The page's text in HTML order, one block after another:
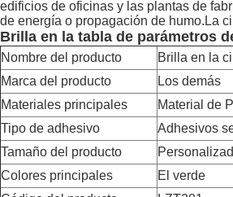
edificios de oficinas y las plantas de
de energía o propagación de humo.La
Brilla en la tabla de parámetros
Nombre del producto
Brilla en la
Marca del producto
Los demás
Materiales principales
Material de
Tipo de adhesivo
Adhesivos
Tamaño del producto
Colores principales
El verde